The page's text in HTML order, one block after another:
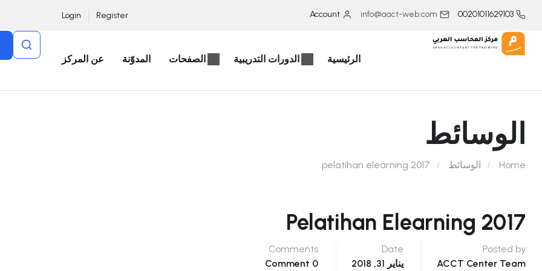
00201011629103
info@aact-web.com
Account
Register
Login
الرئيسية الدورات التدريبية الصفحات المدوّنة عن المركز
الوسائط
Home الوسائط pelatihan elearning 2017
Pelatihan Elearning 2017
Posted by
ACCT Center Team
Date
يناير 31, 2018
Comments
0 Comment